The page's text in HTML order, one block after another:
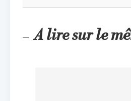
A lire sur le